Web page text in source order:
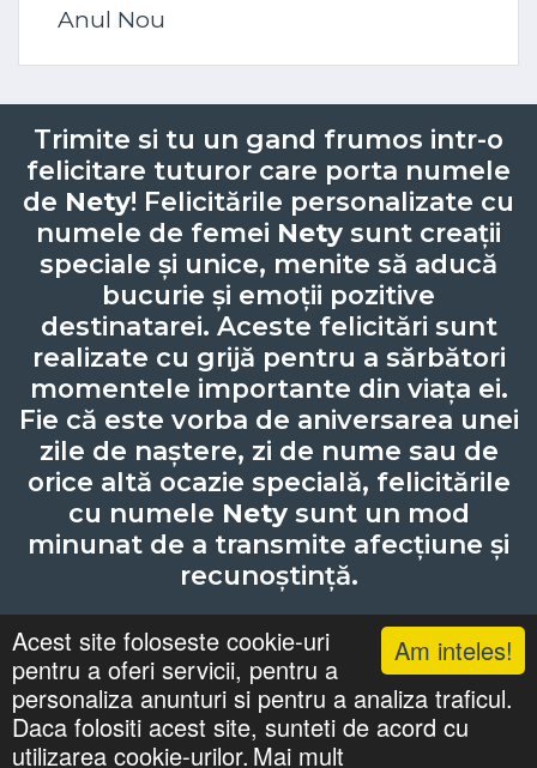
Am inteles!
Acest site foloseste cookie-uri
pentru a oferi servicii, pentru a
personaliza anunturi si pentru a analiza traficul.
Daca folositi acest site, sunteti de acord cu
utilizarea cookie-urilor. Mai mult
Anul Nou
Trimite si tu un gand frumos intr-o
felicitare tuturor care porta numele
de Nety! Felicitările personalizate cu
numele de femei Nety sunt creații
speciale și unice, menite să aducă
bucurie și emoții pozitive
destinatarei. Aceste felicitări sunt
realizate cu grijă pentru a sărbători
momentele importante din viața ei.
Fie că este vorba de aniversarea unei
zile de naștere, zi de nume sau de
orice altă ocazie specială, felicitările
cu numele Netysunt un mod
minunat de a transmite afecțiune și
recunoștință.
Lista cu nume Căutari
Zile Onomastice
Confidentialitate Gif-uri Animate
©felicitaricunume.com. All Rights Reserved.